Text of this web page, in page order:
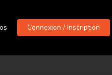
Connexion / Inscription